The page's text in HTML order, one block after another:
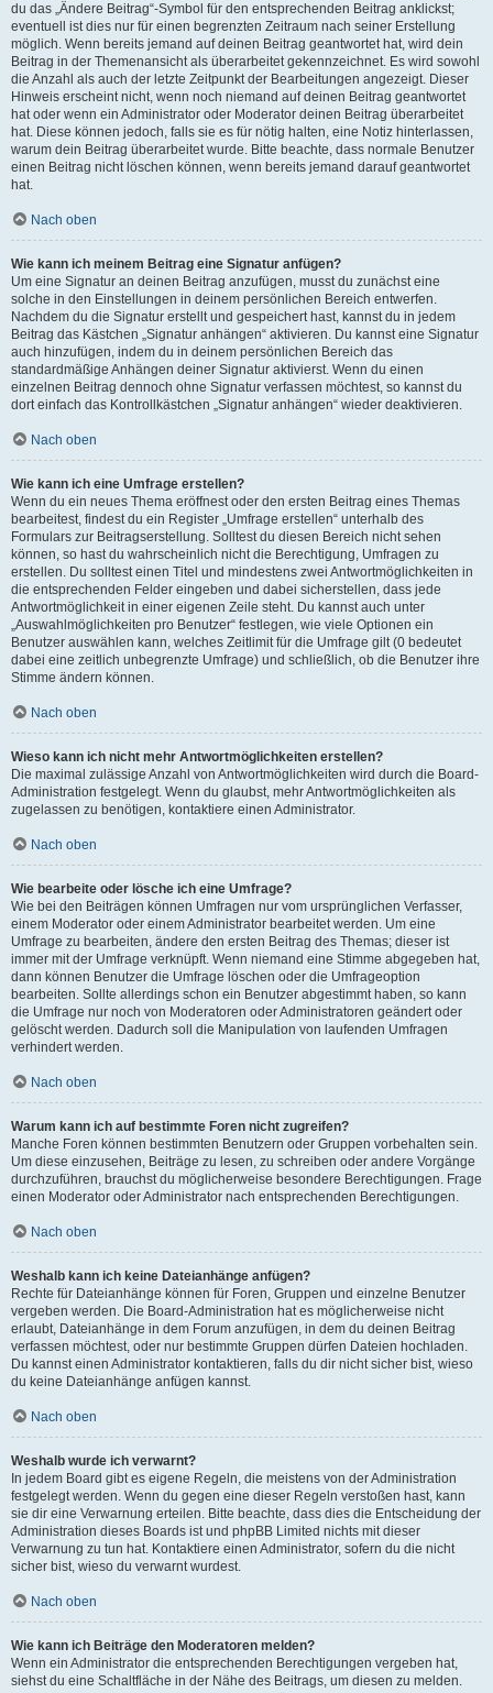
du das „Ändere Beitrag“-Symbol für den entsprechenden Beitrag anklickst;
eventuell ist dies nur für einen begrenzten Zeitraum nach seiner Erstellung
möglich. Wenn bereits jemand auf deinen Beitrag geantwortet hat, wird dein
Beitrag in der Themenansicht als überarbeitet gekennzeichnet. Es wird sowohl
die Anzahl als auch der letzte Zeitpunkt der Bearbeitungen angezeigt. Dieser
Hinweis erscheint nicht, wenn noch niemand auf deinen Beitrag geantwortet
hat oder wenn ein Administrator oder Moderator deinen Beitrag überarbeitet
hat. Diese können jedoch, falls sie es für nötig halten, eine Notiz hinterlassen,
warum dein Beitrag überarbeitet wurde. Bitte beachte, dass normale Benutzer
einen Beitrag nicht löschen können, wenn bereits jemand darauf geantwortet
hat.
Nach oben
Wie kann ich meinem Beitrag eine Signatur anfügen?
Um eine Signatur an deinen Beitrag anzufügen, musst du zunächst eine
solche in den Einstellungen in deinem persönlichen Bereich entwerfen.
Nachdem du die Signatur erstellt und gespeichert hast, kannst du in jedem
Beitrag das Kästchen „Signatur anhängen“ aktivieren. Du kannst eine Signatur
auch hinzufügen, indem du in deinem persönlichen Bereich das
standardmäßige Anhängen deiner Signatur aktivierst. Wenn du einen
einzelnen Beitrag dennoch ohne Signatur verfassen möchtest, so kannst du
dort einfach das Kontrollkästchen „Signatur anhängen“ wieder deaktivieren.
Nach oben
Wie kann ich eine Umfrage erstellen?
Wenn du ein neues Thema eröffnest oder den ersten Beitrag eines Themas
bearbeitest, findest du ein Register „Umfrage erstellen“ unterhalb des
Formulars zur Beitragserstellung. Solltest du diesen Bereich nicht sehen
können, so hast du wahrscheinlich nicht die Berechtigung, Umfragen zu
erstellen. Du solltest einen Titel und mindestens zwei Antwortmöglichkeiten in
die entsprechenden Felder eingeben und dabei sicherstellen, dass jede
Antwortmöglichkeit in einer eigenen Zeile steht. Du kannst auch unter
„Auswahlmöglichkeiten pro Benutzer“ festlegen, wie viele Optionen ein
Benutzer auswählen kann, welches Zeitlimit für die Umfrage gilt (0 bedeutet
dabei eine zeitlich unbegrenzte Umfrage) und schließlich, ob die Benutzer ihre
Stimme ändern können.
Nach oben
Wieso kann ich nicht mehr Antwortmöglichkeiten erstellen?
Die maximal zulässige Anzahl von Antwortmöglichkeiten wird durch die Board-
Administration festgelegt. Wenn du glaubst, mehr Antwortmöglichkeiten als
zugelassen zu benötigen, kontaktiere einen Administrator.
Nach oben
Wie bearbeite oder lösche ich eine Umfrage?
Wie bei den Beiträgen können Umfragen nur vom ursprünglichen Verfasser,
einem Moderator oder einem Administrator bearbeitet werden. Um eine
Umfrage zu bearbeiten, ändere den ersten Beitrag des Themas; dieser ist
immer mit der Umfrage verknüpft. Wenn niemand eine Stimme abgegeben hat,
dann können Benutzer die Umfrage löschen oder die Umfrageoption
bearbeiten. Sollte allerdings schon ein Benutzer abgestimmt haben, so kann
die Umfrage nur noch von Moderatoren oder Administratoren geändert oder
gelöscht werden. Dadurch soll die Manipulation von laufenden Umfragen
verhindert werden.
Nach oben
Warum kann ich auf bestimmte Foren nicht zugreifen?
Manche Foren können bestimmten Benutzern oder Gruppen vorbehalten sein.
Um diese einzusehen, Beiträge zu lesen, zu schreiben oder andere Vorgänge
durchzuführen, brauchst du möglicherweise besondere Berechtigungen. Frage
einen Moderator oder Administrator nach entsprechenden Berechtigungen.
Nach oben
Weshalb kann ich keine Dateianhänge anfügen?
Rechte für Dateianhänge können für Foren, Gruppen und einzelne Benutzer
vergeben werden. Die Board-Administration hat es möglicherweise nicht
erlaubt, Dateianhänge in dem Forum anzufügen, in dem du deinen Beitrag
verfassen möchtest, oder nur bestimmte Gruppen dürfen Dateien hochladen.
Du kannst einen Administrator kontaktieren, falls du dir nicht sicher bist, wieso
du keine Dateianhänge anfügen kannst.
Nach oben
Weshalb wurde ich verwarnt?
In jedem Board gibt es eigene Regeln, die meistens von der Administration
festgelegt werden. Wenn du gegen eine dieser Regeln verstoßen hast, kann
sie dir eine Verwarnung erteilen. Bitte beachte, dass dies die Entscheidung der
Administration dieses Boards ist und phpBB Limited nichts mit dieser
Verwarnung zu tun hat. Kontaktiere einen Administrator, sofern du die nicht
sicher bist, wieso du verwarnt wurdest.
Nach oben
Wie kann ich Beiträge den Moderatoren melden?
Wenn ein Administrator die entsprechenden Berechtigungen vergeben hat,
siehst du eine Schaltfläche in der Nähe des Beitrags, um diesen zu melden.